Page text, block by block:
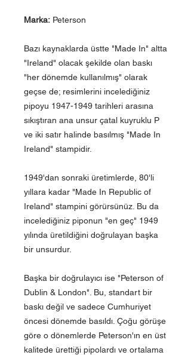
Marka: Peterson
Bazı kaynaklarda üstte "Made In" altta
"Ireland" olacak şekilde olan baskı
"her dönemde kullanılmış" olarak
geçse de; resimlerini incelediğiniz
pipoyu 1947-1949 tarihleri arasına
sıkıştıran ana unsur çatal kuyruklu P
ve iki satır halinde basılmış "Made In
Ireland" stampidir.
1949'dan sonraki üretimlerde, 80'li
yıllara kadar "Made In Republic of
Ireland" stampini görürsünüz. Bu da
incelediğiniz piponun "en geç" 1949
yılında üretildiğini doğrulayan başka
bir unsurdur.
Başka bir doğrulayıcı ise "Peterson of
Dublin & London". Bu, standart bir
baskı değil ve sadece Cumhuriyet
öncesi dönemde basıldı. Çoğu görüşe
göre o dönemlerde Peterson'ın en üst
kalitede ürettiği pipolardı ve ortalama